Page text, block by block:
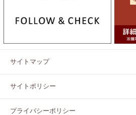
サイトマップ
サイトポリシー
プライバシーポリシー